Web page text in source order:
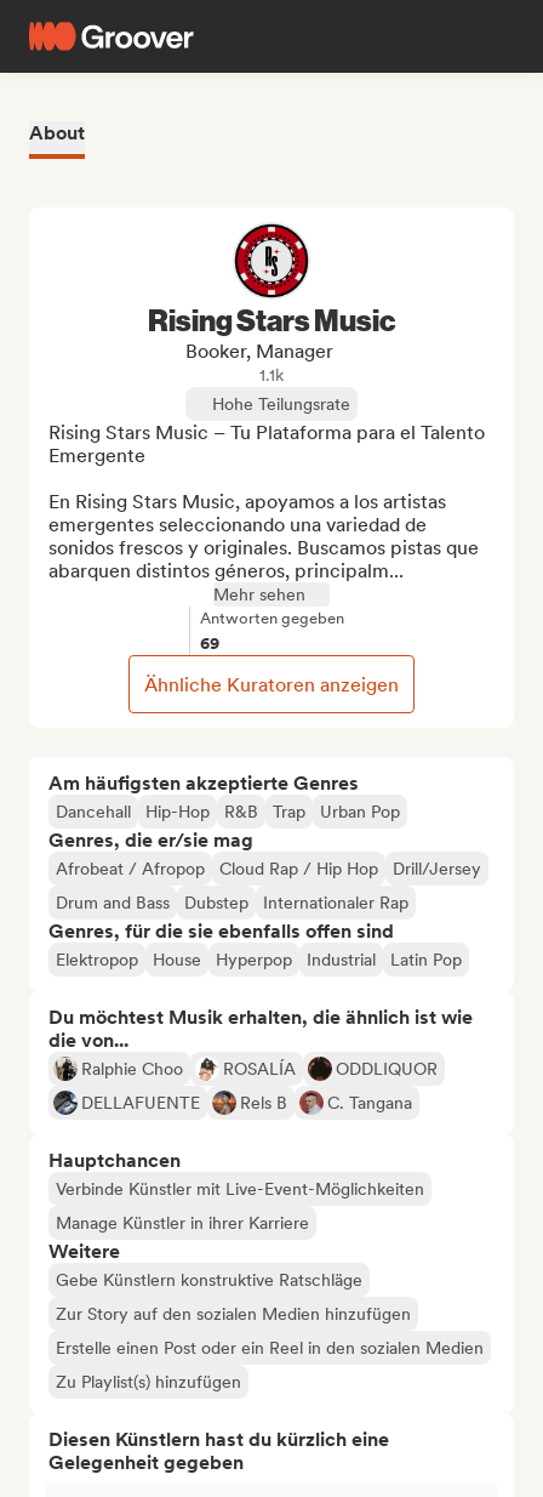
About
Am häufigsten akzeptierte Genres
Dancehall Hip-Hop R&B Trap Urban Pop
Genres, die er/sie mag
Afrobeat / Afropop Cloud Rap / Hip Hop
Drill/Jersey
Drum and Bass
Dubstep Internationaler Rap
Genres, für die sie ebenfalls offen sind
Elektropop House Hyperpop Industrial Latin Pop
Du möchtest Musik erhalten, die ähnlich ist wie
die von...
Ralphie Choo ROSALÍA
ODDLIQUOR
DELLAFUENTE
Rels B C. Tangana
Hauptchancen
Verbinde Künstler mit Live-Event-Möglichkeiten
Manage Künstler in ihrer Karriere
Weitere
Gebe Künstlern konstruktive Ratschläge
Zur Story auf den sozialen Medien hinzufügen
Erstelle einen Post oder ein Reel in den sozialen Medien
Zu Playlist(s) hinzufügen
Diesen Künstlern hast du kürzlich eine
Gelegenheit gegeben
Rising Stars Music
Booker, Manager
1.1k
Hohe Teilungsrate
Rising Stars Music – Tu Plataforma para el Talento
Emergente
En Rising Stars Music, apoyamos a los artistas
emergentes seleccionando una variedad de
sonidos frescos y originales. Buscamos pistas que
abarquen distintos géneros, principalm...
Mehr sehen
Antworten gegeben
69
Ähnliche Kuratoren anzeigen